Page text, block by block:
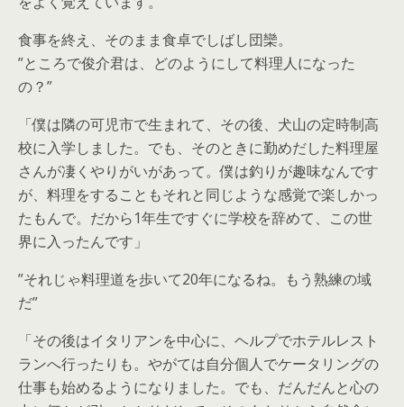
食事を終え、そのまま食卓でしばし団欒。
”ところで俊介君は、どのようにして料理人になった
の？”
「僕は隣の可児市で生まれて、その後、犬山の定時制高
校に入学しました。でも、そのときに勤めだした料理屋
さんが凄くやりがいがあって。僕は釣りが趣味なんです
が、料理をすることもそれと同じような感覚で楽しかっ
たもんで。だから1年生ですぐに学校を辞めて、この世
界に入ったんです」
”それじゃ料理道を歩いて20年になるね。もう熟練の域
だ”
「その後はイタリアンを中心に、ヘルプでホテルレスト
ランへ行ったりも。やがては自分個人でケータリングの
仕事も始めるようになりました。でも、だんだんと心の